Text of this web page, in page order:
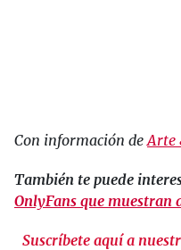
Con información deArte
También te puede
OnlyFans que muestran
Suscríbete aquí a